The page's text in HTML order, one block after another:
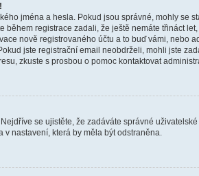
jména a hesla. Pokud jsou správné, mohly
během registrace zadali, že ještě nemáte třináct
nově registrovaného účtu a to buď vámi, nebo
jste registrační email neobdrželi, mohli jste
zkuste s prosbou o pomoc kontaktovat
se ujistěte, že zadáváte správné
nastavení, která by měla být odstraněna.